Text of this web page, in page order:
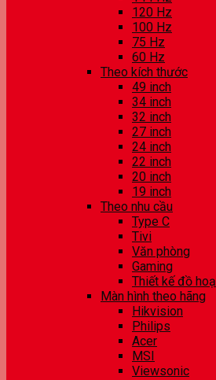
120 Hz
100 Hz
75 Hz
60 Hz
Theo kích thước
49 inch
34 inch
32 inch
27 inch
24 inch
22 inch
20 inch
19 inch
Theo nhu cầu
Type C
Tivi
Văn phòng
Gaming
Thiết kế đồ hoạ
Màn hình theo hãng
Hikvision
Philips
Acer
MSI
Viewsonic